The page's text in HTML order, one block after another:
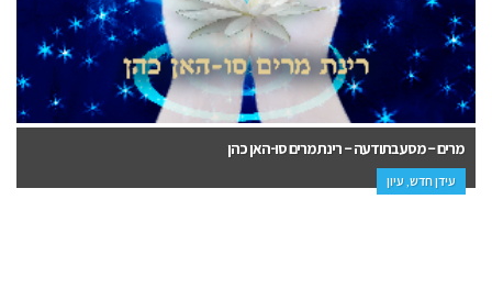
מרים – מסע בתודעה – רינת מרים סו-האן כהן
עידן חדש, עיון